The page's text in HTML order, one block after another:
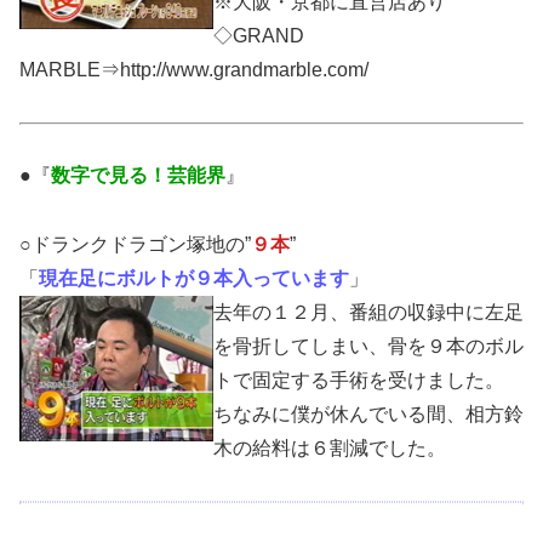
◇GRAND
MARBLE⇒http://www.grandmarble.com/
●『数字で見る！芸能界 』
○ドランクドラゴン塚地の” ９本”
「 現在足にボルトが９本入っています 」
去年の１２月、番組の収録中に左足
を骨折してしまい、骨を９本のボル
トで固定する手術を受けました。
ちなみに僕が休んでいる間、相方鈴
木の給料は６割減でした。